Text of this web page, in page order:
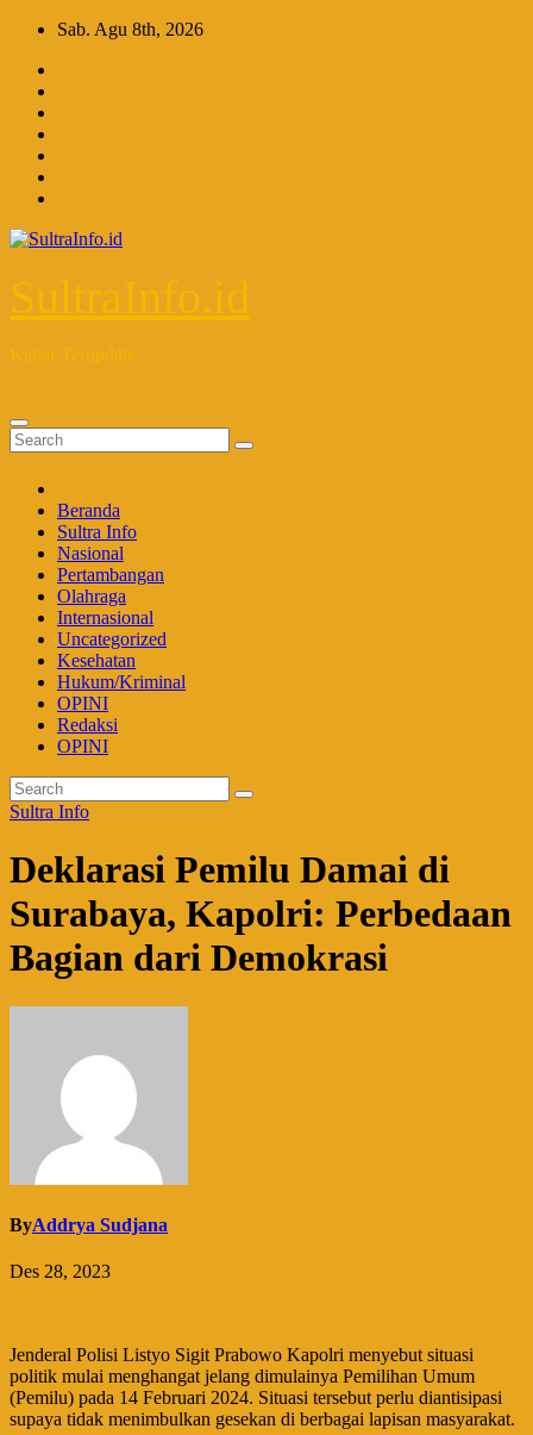
Skip
content
Sab. Agu 8th, 2026
SultraInfo.id
Kabar Terupdate
Beranda
Sultra Info
Nasional
Pertambangan
Olahraga
Internasional
Uncategorized
Kesehatan
Hukum/Kriminal
OPINI
Redaksi
OPINI
Sultra Info
Deklarasi Pemilu Damai di
Surabaya, Kapolri: Perbedaan
Bagian dari Demokrasi
ByAddrya Sudjana
Des 28, 2023
Jenderal Polisi Listyo Sigit Prabowo Kapolri menyebut situasi
politik mulai menghangat jelang dimulainya Pemilihan Umum
(Pemilu) pada 14 Februari 2024. Situasi tersebut perlu diantisipasi
supaya tidak menimbulkan gesekan di berbagai lapisan masyarakat.